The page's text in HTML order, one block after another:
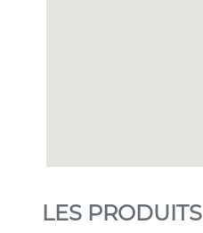
LES PRODUITS